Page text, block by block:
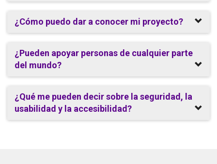
¿Cómo puedo dar a conocer mi proyecto?
¿Pueden apoyar personas de cualquier parte
del mundo?
¿Qué me pueden decir sobre la seguridad, la
usabilidad y la accesibilidad?